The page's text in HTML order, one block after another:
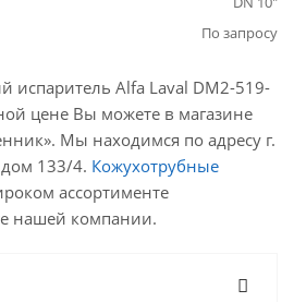
По запросу
испаритель Alfa Laval DM2-519-
цене Вы можете в магазине
Мы находимся по адресу г.
133/4. Кожухотрубные
ассортименте
нашей компании.